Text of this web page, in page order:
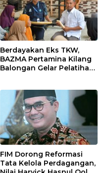
Berdayakan Eks TKW,
BAZMA Pertamina Kilang
Balongan Gelar Pelatihan
Rawadalem
FIM Dorong Reformasi
Tata Kelola Perdagangan,